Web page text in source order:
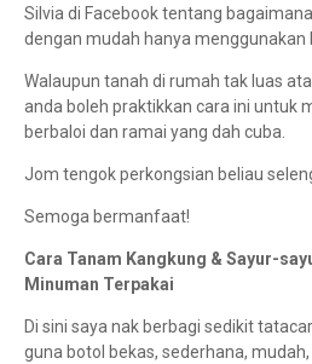
Silvia di Facebook tentang
dengan mudah hanya menggunakan
Walaupun tanah di rumah tak luas
anda boleh praktikkan cara ini untuk
berbaloi dan ramai yang dah cuba.
Jom tengok perkongsian beliau
Semoga bermanfaat!
Cara Tanam Kangkung & Sayur-
Minuman Terpakai
Di sini saya nak berbagi sedikit
guna botol bekas, sederhana,